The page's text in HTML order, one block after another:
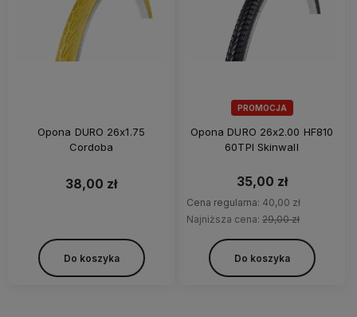
Opona DURO 26x1.75
Cordoba
38,00 zł
Do koszyka
PROMOCJA
Opona DURO 26x2.00 HF810
60TPI Skinwall
35,00 zł
Cena regularna: 40,00 zł
Najniższa cena: 29,00 zł
Do koszyka